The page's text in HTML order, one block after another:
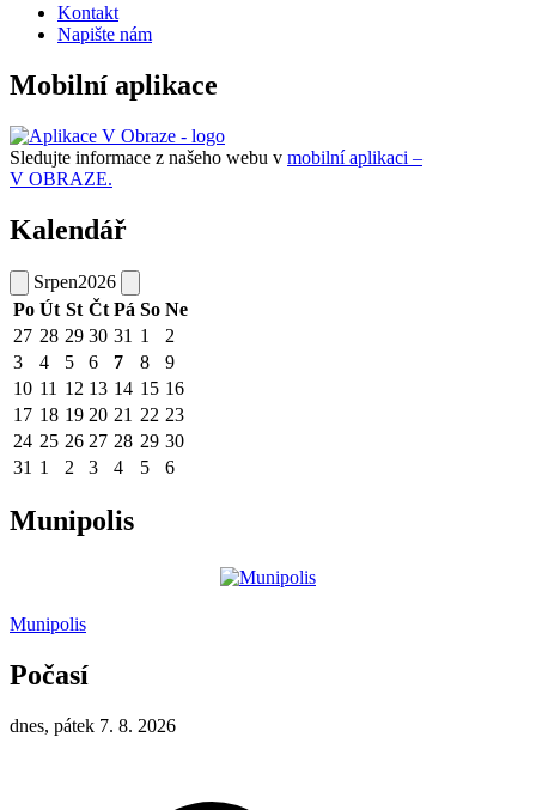
Kontakt
Napište nám
Mobilní aplikace
Sledujte informace z našeho webu v mobilní aplikaci –
V OBRAZE.
Kalendář
Srpen2026
Po Út St Čt Pá So Ne
27 28 29 30 31 1
2
3
4 5 6 7 8
9
10 11 12 13 14 15 16
17 18 19 20 21 22 23
24 25 26 27 28 29 30
31 1 2 3 4 5 6
Munipolis
Munipolis
Počasí
dnes, pátek 7. 8. 2026